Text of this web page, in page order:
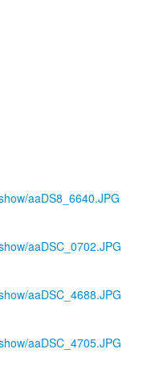
aaDS8_6640.JPG
aaDSC_0702.JPG
aaDSC_4688.JPG
aaDSC_4705.JPG